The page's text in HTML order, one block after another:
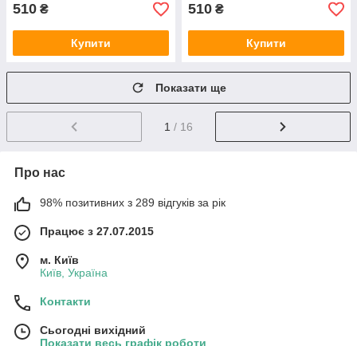
510 ₴
Купити
510 ₴
Купити
Показати ще
1 / 16
Про нас
98% позитивних з 289 відгуків за рік
Працює з 27.07.2015
м. Київ
Київ, Україна
Контакти
Сьогодні вихідний
Показати весь графік роботи